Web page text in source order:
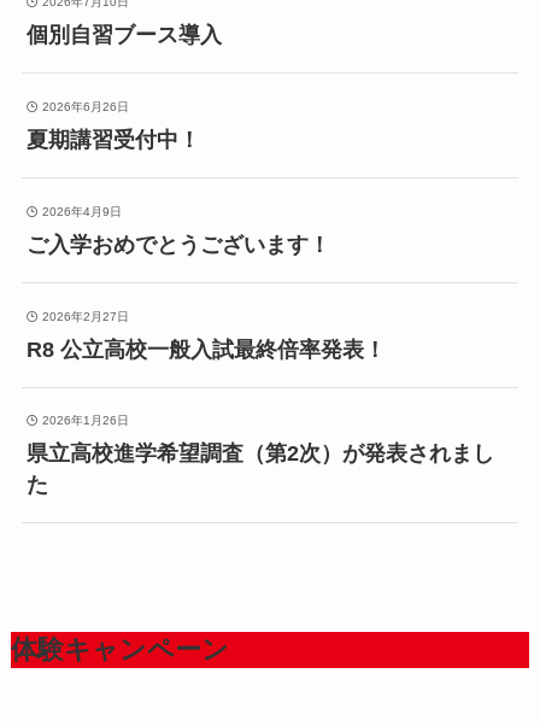
個別自習ブース導入
2026年6月26日
夏期講習受付中！
2026年4月9日
ご入学おめでとうございます！
2026年2月27日
R8 公立高校一般入試最終倍率発表！
2026年1月26日
県立高校進学希望調査（第2次）が発表されまし
た
2025年12月15日
体験キャンペーン